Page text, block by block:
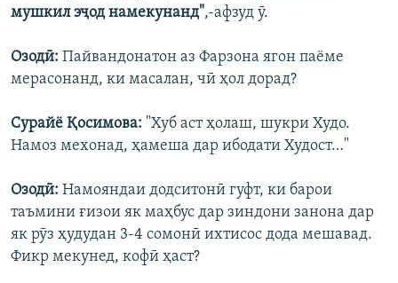
мушкил эҷод намекунанд",-афзуд ӯ.
Озодӣ: Пайвандонатон аз Фарзона ягон паёме
мерасонанд, ки масалан, чӣ ҳол дорад?
Сурайё Қосимова: "Хуб аст ҳолаш, шукри Худо.
Намоз мехонад, ҳамеша дар ибодати Худост…"
Озодӣ: Намояндаи додситонӣ гуфт, ки барои
таъмини ғизои як маҳбус дар зиндони занона дар
як рӯз ҳудудан 3-4 сомонӣ ихтисос дода мешавад.
Фикр мекунед, кофӣ ҳаст?